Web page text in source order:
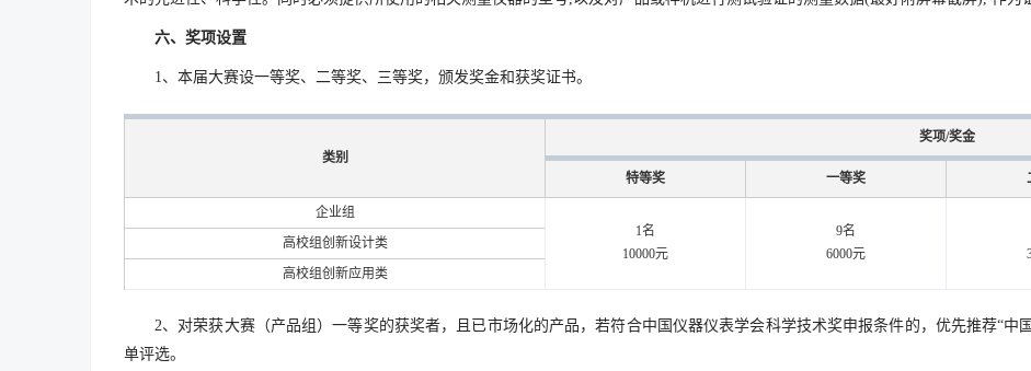
六、奖项设置
1、本届大赛设一等奖、二等奖、三等奖，颁发奖金和获奖证书。
类别
奖项/奖金
特等奖 一等奖
企业组
1名
10000元
9名
6000元
高校组创新设计类
高校组创新应用类
2、对荣获大赛（产品组）一等奖的获奖者，且已市场化的产品，若符合中国仪器仪表学会科学技术奖申报条件的，优先推荐“中
单评选。